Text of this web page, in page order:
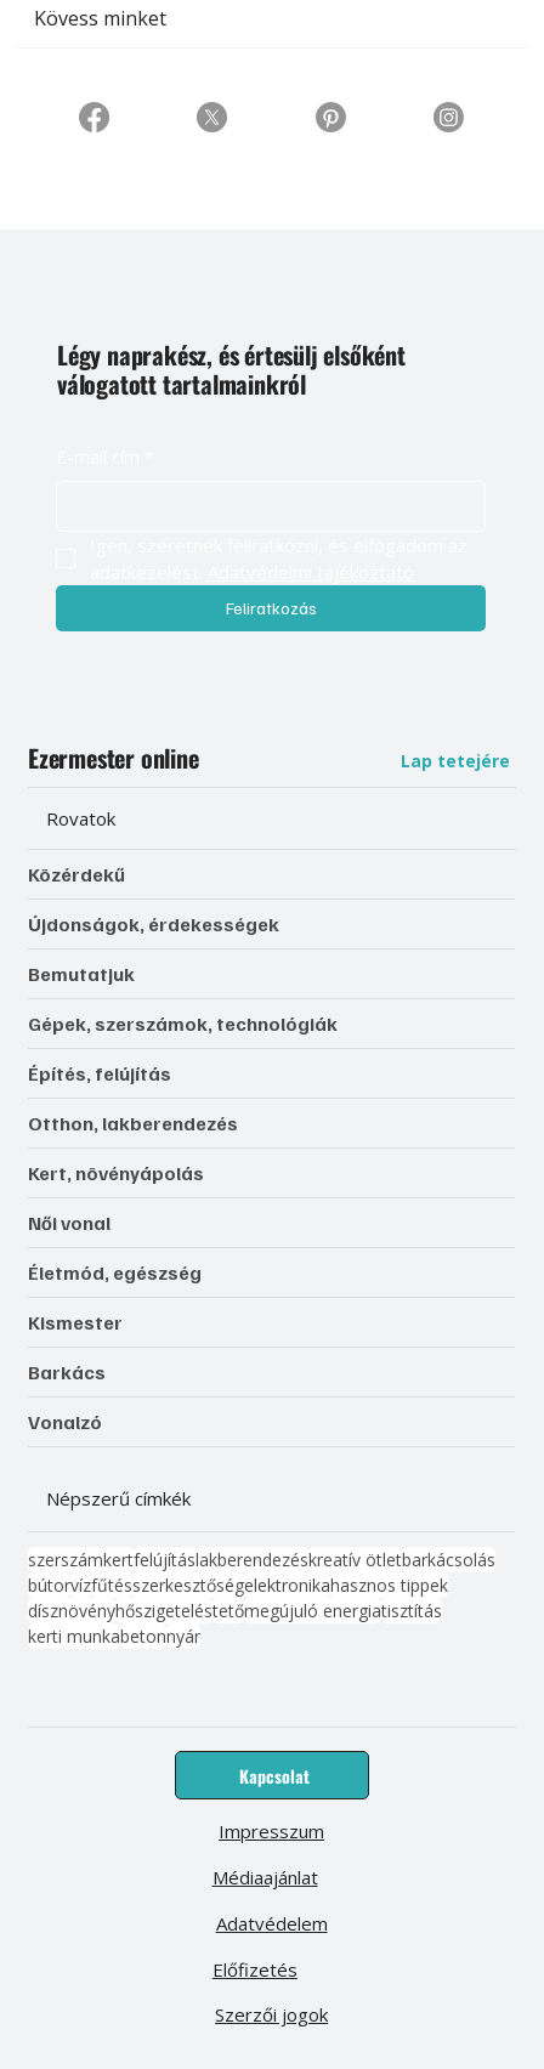
Kövess minket
Légy naprakész, és értesülj elsőként
válogatott tartalmainkról
Feliratkozás
Ezermester online Lap tetejére
Rovatok
Közérdekű
Újdonságok, érdekességek
Bemutatjuk
Gépek, szerszámok, technológiák
Építés, felújítás
Otthon, lakberendezés
Kert, növényápolás
Női vonal
Életmód, egészség
Kismester
Barkács
Vonalzó
Népszerű címkék
szerszámkertfelújításlakberendezéskreatív ötletbarkácsolás
bútorvízfűtésszerkesztőségelektronikahasznos tippek
dísznövényhőszigeteléstetőmegújuló energiatisztítás
kerti munkabetonnyár
Kapcsolat
Médiaajánlat
Előfizetés
Impresszum
Adatvédelem
Szerzői jogok